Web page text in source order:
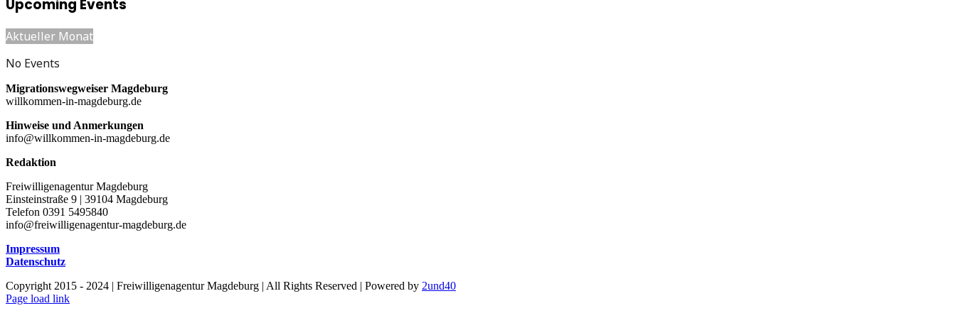
Upcoming Events
Aktueller Monat
No Events
Migrationswegweiser Magdeburg
willkommen-in-magdeburg.de
Hinweise und Anmerkungen
info@willkommen-in-magdeburg.de
Redaktion
Freiwilligenagentur Magdeburg
Einsteinstraße 9 | 39104 Magdeburg
Telefon 0391 5495840
info@freiwilligenagentur-magdeburg.de
Impressum
Datenschutz
Copyright 2015 - 2024 | Freiwilligenagentur Magdeburg | All Rights Reserved | Powered by 2und40
Facebook
Instagram
YouTube
Page load link